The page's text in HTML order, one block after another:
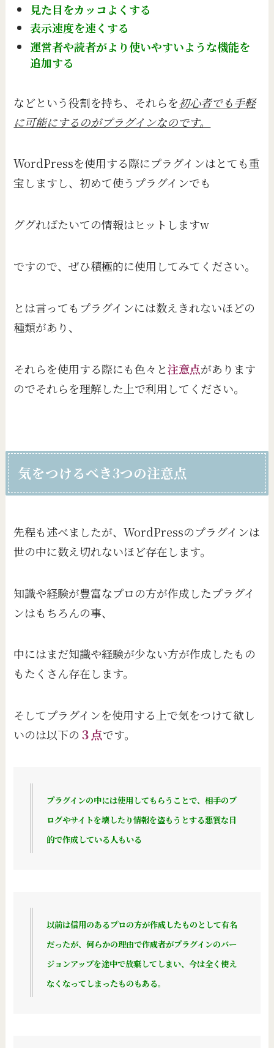
見た目をカッコよくする
表示速度を速くする
運営者や読者がより使いやすいような機能を
追加する
などという役割を持ち、それらを初心者でも手軽
に可能にするのがプラグインなのです。
WordPressを使用する際にプラグインはとても重
宝しますし、初めて使うプラグインでも
ググればたいての情報はヒットしますw
ですので、ぜひ積極的に使用してみてください。
とは言ってもプラグインには数えきれないほどの
種類があり、
それらを使用する際にも色々と注意点があります
のでそれらを理解した上で利用してください。
気をつけるべき3つの注意点
先程も述べましたが、WordPressのプラグインは
世の中に数え切れないほど存在します。
知識や経験が豊富なプロの方が作成したプラグイ
ンはもちろんの事、
中にはまだ知識や経験が少ない方が作成したもの
もたくさん存在します。
そしてプラグインを使用する上で気をつけて欲し
いのは以下の ３点です。
プラグインの中には使用してもらうことで、相手のブ
ログやサイトを壊したり情報を盗もうとする悪質な目
的で作成している人もいる
以前は信用のあるプロの方が作成したものとして有名
だったが、何らかの理由で作成者がプラグインのバー
ジョンアップを途中で放棄してしまい、今は全く使え
なくなってしまったものもある。